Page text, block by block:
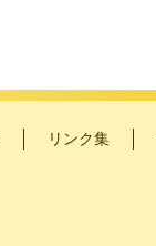
リンク集